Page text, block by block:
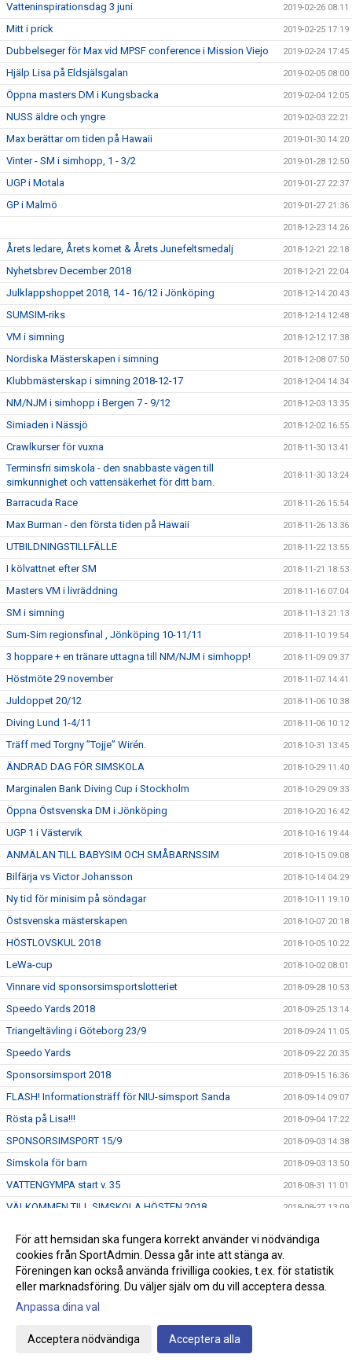
Vatteninspirationsdag 3 juni 2019-02-26 08:11
Mitt i prick 2019-02-25 17:19
Dubbelseger för Max vid MPSF conference i Mission Viejo 2019-02-24 17:45
Hjälp Lisa på Eldsjälsgalan 2019-02-05 08:00
Öppna masters DM i Kungsbacka 2019-02-04 12:05
NUSS äldre och yngre 2019-02-03 22:21
Max berättar om tiden på Hawaii 2019-01-30 14:20
Vinter - SM i simhopp, 1 - 3/2 2019-01-28 12:50
UGP i Motala 2019-01-27 22:37
GP i Malmö 2019-01-27 21:36
2018-12-23 14:26
Årets ledare, Årets komet & Årets Junefeltsmedalj 2018-12-21 22:18
Nyhetsbrev December 2018 2018-12-21 22:04
Julklappshoppet 2018, 14 - 16/12 i Jönköping 2018-12-14 20:43
SUMSIM-riks 2018-12-14 12:48
VM i simning 2018-12-12 17:38
Nordiska Mästerskapen i simning 2018-12-08 07:50
Klubbmästerskap i simning 2018-12-17 2018-12-04 14:34
NM/NJM i simhopp i Bergen 7 - 9/12 2018-12-03 13:35
Simiaden i Nässjö 2018-12-02 16:55
Crawlkurser för vuxna 2018-11-30 13:41
Terminsfri simskola - den snabbaste vägen till
simkunnighet och vattensäkerhet för ditt barn.
2018-11-30 13:24
Barracuda Race 2018-11-26 15:54
Max Burman - den första tiden på Hawaii 2018-11-26 13:36
UTBILDNINGSTILLFÄLLE 2018-11-22 13:55
I kölvattnet efter SM 2018-11-21 18:53
Masters VM i livräddning 2018-11-16 07:04
SM i simning 2018-11-13 21:13
Sum-Sim regionsfinal , Jönköping 10-11/11 2018-11-10 19:54
3 hoppare + en tränare uttagna till NM/NJM i simhopp! 2018-11-09 09:37
Höstmöte 29 november 2018-11-07 14:41
Juldoppet 20/12 2018-11-06 10:38
Diving Lund 1-4/11 2018-11-06 10:12
Träff med Torgny ”Tojje” Wirén. 2018-10-31 13:45
ÄNDRAD DAG FÖR SIMSKOLA 2018-10-29 11:40
Marginalen Bank Diving Cup i Stockholm 2018-10-29 09:33
Öppna Östsvenska DM i Jönköping 2018-10-20 16:42
UGP 1 i Västervik 2018-10-16 19:44
ANMÄLAN TILL BABYSIM OCH SMÅBARNSSIM 2018-10-15 09:08
Bilfärja vs Victor Johansson 2018-10-14 04:29
Ny tid för minisim på söndagar 2018-10-11 19:10
Östsvenska mästerskapen 2018-10-07 20:18
HÖSTLOVSKUL 2018 2018-10-05 10:22
LeWa-cup 2018-10-02 08:01
Vinnare vid sponsorsimsportslotteriet 2018-09-28 10:53
Speedo Yards 2018 2018-09-25 13:14
Triangeltävling i Göteborg 23/9 2018-09-24 11:05
Speedo Yards 2018-09-22 20:35
Sponsorsimsport 2018 2018-09-15 16:36
FLASH! Informationsträff för NIU-simsport Sanda 2018-09-14 09:07
Rösta på Lisa!!! 2018-09-04 17:22
SPONSORSIMSPORT 15/9 2018-09-03 14:38
Simskola för barn 2018-09-03 13:50
VATTENGYMPA start v. 35 2018-08-31 11:01
VÄLKOMMEN TILL SIMSKOLA HÖSTEN 2018 2018-08-27 13:09
ANSÖKAN TILL NIU GYMNASIET 2019
ANMÄL TILL HÖSTENS SIMSKOLA 2018-08-21 08:00
USM/JSM/SM öppet vatten
Nya grupper av Babysim, Start 3/9
Livräddningsläger på Gotland
För att hemsidan ska fungera korrekt använder vi nödvändiga
cookies från SportAdmin. Dessa går inte att stänga av.
Föreningen kan också använda frivilliga cookies, t.ex. för statistik
eller marknadsföring. Du väljer själv om du vill acceptera dessa.
Anpassa dina val
Acceptera nödvändiga Acceptera alla